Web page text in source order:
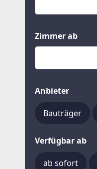
Zimmer ab
Anbieter
Bauträger
Verfügbar ab
ab sofort